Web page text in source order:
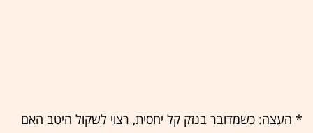
* העצה: כשמדובר בנזק קל יחסית, רצוי לשקול היטב האם